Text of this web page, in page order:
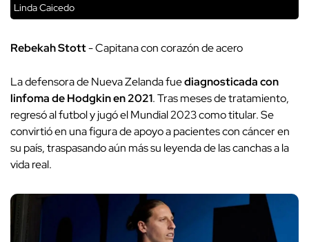
Linda Caicedo
Rebekah Stott- Capitana con corazón de acero
La defensora de Nueva Zelanda fuediagnosticada con
linfoma de Hodgkin en 2021. Tras meses de tratamiento,
regresó al futbol y jugó el Mundial 2023 como titular. Se
convirtió en una figura de apoyo a pacientes con cáncer en
su país, traspasando aún más su leyenda de las canchas a la
vida real.